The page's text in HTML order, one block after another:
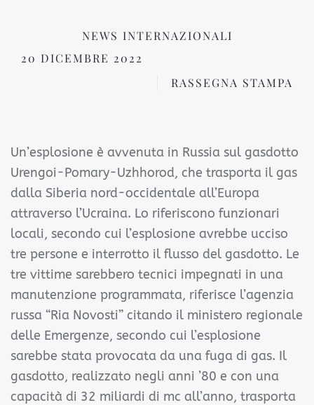
NEWS INTERNAZIONALI
20 DICEMBRE 2022
RASSEGNA STAMPA
Un’esplosione è avvenuta in Russia sul gasdotto
Urengoi-Pomary-Uzhhorod, che trasporta il gas
dalla Siberia nord-occidentale all’Europa
attraverso l’Ucraina. Lo riferiscono funzionari
locali, secondo cui l’esplosione avrebbe ucciso
tre persone e interrotto il flusso del gasdotto. Le
tre vittime sarebbero tecnici impegnati in una
manutenzione programmata, riferisce l’agenzia
russa “Ria Novosti” citando il ministero regionale
delle Emergenze, secondo cui l’esplosione
sarebbe stata provocata da una fuga di gas. Il
gasdotto, realizzato negli anni ’80 e con una
capacità di 32 miliardi di mc all’anno, trasporta